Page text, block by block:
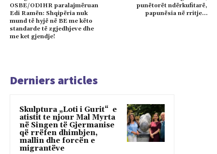
OSBE/ODIHR paralajmëruan
Edi Ramën: Shqipëria nuk
mund të hyjë në BE me këto
standarde të zgjedhjeve dhe
me ket gjendje!
punëtorët ndërkufitarë,
papunësia në rritje…
Derniers articles
Skulptura „Loti i Gurit“ e
atistit te njour Mal Myrta
në Singen të Gjermanise
që rrëfen dhimbjen,
mallin dhe forcën e
migrantëve